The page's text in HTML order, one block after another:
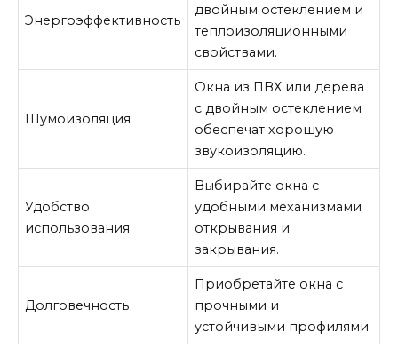
Энергоэффективность
двойным остеклением и
теплоизоляционными
свойствами.
Шумоизоляция
Окна из ПВХ или дерева
с двойным остеклением
обеспечат хорошую
звукоизоляцию.
Удобство
использования
Выбирайте окна с
удобными механизмами
открывания и
закрывания.
Долговечность
Приобретайте окна с
прочными и
устойчивыми профилями.